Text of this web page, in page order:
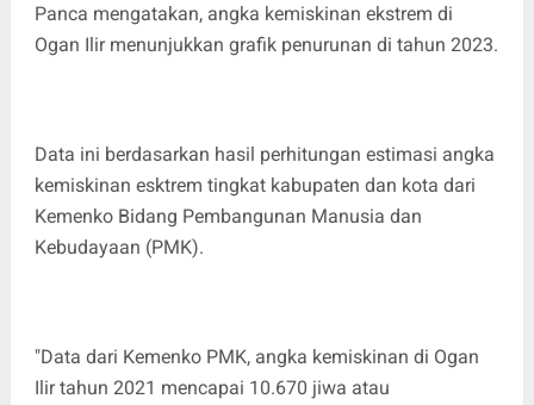
Panca mengatakan, angka kemiskinan ekstrem di
Ogan Ilir menunjukkan grafik penurunan di tahun 2023.
Data ini berdasarkan hasil perhitungan estimasi angka
kemiskinan esktrem tingkat kabupaten dan kota dari
Kemenko Bidang Pembangunan Manusia dan
Kebudayaan (PMK).
"Data dari Kemenko PMK, angka kemiskinan di Ogan
Ilir tahun 2021 mencapai 10.670 jiwa atau